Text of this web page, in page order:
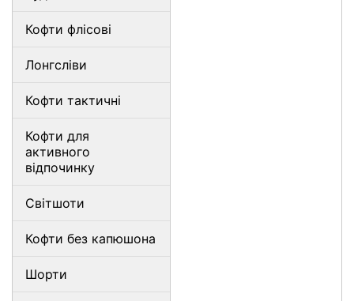
Кофти флісові
Лонгсліви
Кофти тактичні
Кофти для
активного
відпочинку
Світшоти
Кофти без капюшона
Шорти